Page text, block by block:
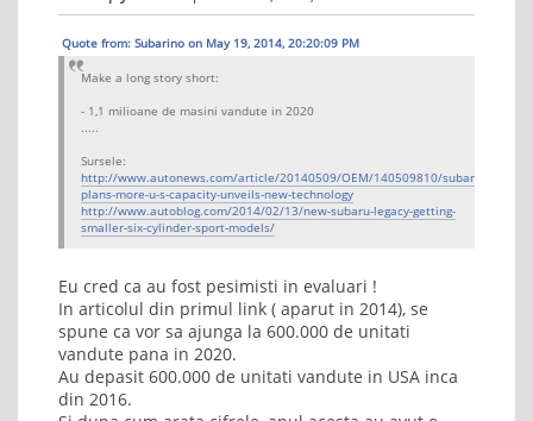
Quote from: Subarino on May 19, 2014, 20:20:09 PM
Make a long story short:
- 1,1 milioane de masini vandute in 2020
.....
Sursele:
http://www.autonews.com/article/20140509/OEM/140509810/subaru-
plans-more-u-s-capacity-unveils-new-technology
http://www.autoblog.com/2014/02/13/new-subaru-legacy-getting-
smaller-six-cylinder-sport-models/
Eu cred ca au fost pesimisti in evaluari !
In articolul din primul link ( aparut in 2014), se
spune ca vor sa ajunga la 600.000 de unitati
vandute pana in 2020.
Au depasit 600.000 de unitati vandute in USA inca
din 2016.